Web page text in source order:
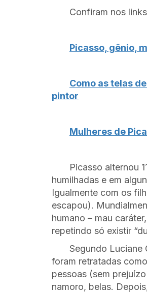
Confiram nos
Picasso, gênio,
Como as telas
pintor
Mulheres de
Picasso alternou
humilhadas e em
Igualmente com os
escapou).
humano – mau
repetindo só existir
Segundo Luciane
foram retratadas
pessoas (sem
namoro, belas.